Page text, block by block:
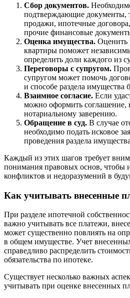
Сбор документов.
подтверждающие документы,
продажи, ипотечные
прочие финансовые
Оценка имущества. Оценить
квартиры поможет
определить доли каждого из
Переговоры с супругом.
супругом может помочь
и способе раздела имущества
Взаимное согласие. Если
можно оформить соглашение,
нотариальному заверению.
Обращение в суд. В случае
необходимо подать исковое
проведения раздела
Каждый из этих шагов требует
понимания правовых основ, чтобы
конфликтов и недоразумений в
Как учитывать внесенные
При разделе ипотечной
важно учитывать все платежи,
может существенно повлиять на
в общем имуществе. Учет
справедливо распределить
обязательства по ипотеке.
Существует несколько важных
учитывать при оценке внесенных